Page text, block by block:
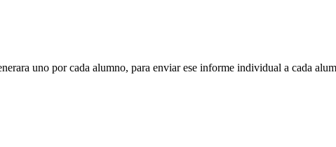
uno por cada alumno, para enviar ese informe individual a cada